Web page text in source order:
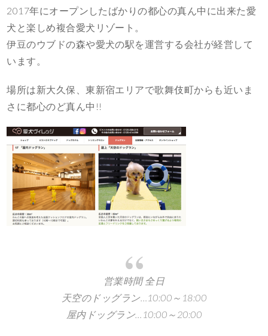
2017年にオープンしたばかりの都心の真ん中に出来た愛
犬と楽しめ複合愛犬リゾート。
伊豆のウブドの森や愛犬の駅を運営する会社が経営して
います。
場所は新大久保、東新宿エリアで歌舞伎町からも近いま
さに都心のど真ん中!!
営業時間 全日
天空のドッグラン…10:00～18:00
屋内ドッグラン…10:00～20:00